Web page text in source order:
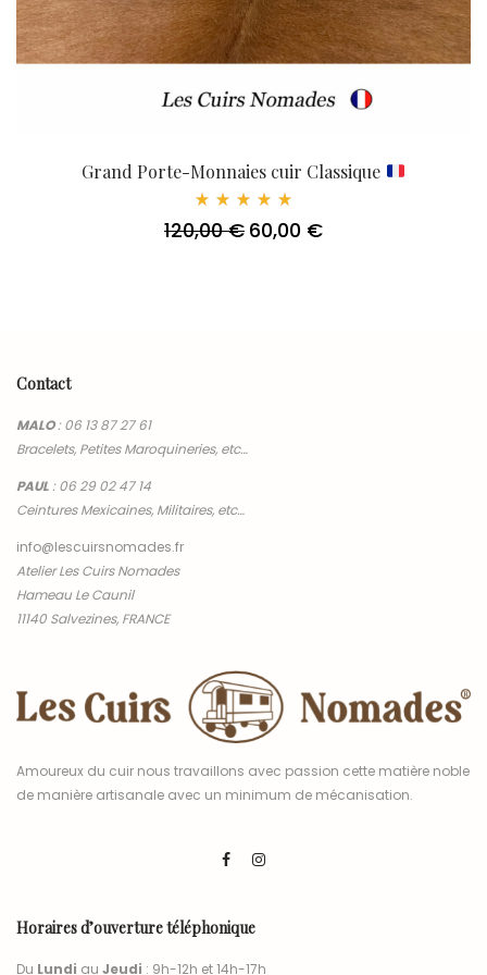
Grand Porte-Monnaies cuir Classique
5.00
120,00€ Le
60,00 €Le
Contact
MALO:06 13 87 27 61
Bracelets, Petites Maroquineries, etc…
PAUL:06 29 02 47 14
Ceintures Mexicaines, Militaires, etc…
info@lescuirsnomades.fr
Atelier Les Cuirs Nomades
Hameau Le Caunil
11140 Salvezines, FRANCE
Amoureux du cuir nous travaillons avec passion cette matière noble
de manière artisanale avec un minimum de mécanisation.
Horaires d’ouverture téléphonique
Du Lundi au Jeudi : 9h-12h et 14h-17h